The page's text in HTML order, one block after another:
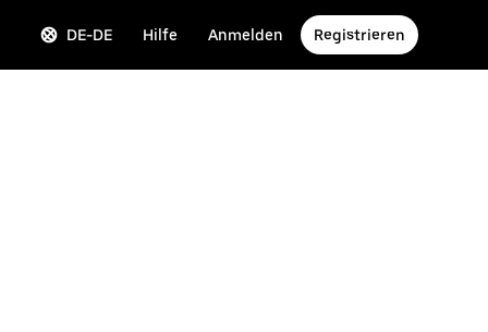
DE-DE Hilfe Anmelden Registrieren